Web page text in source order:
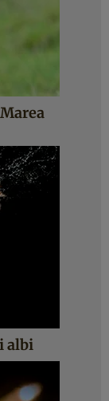
albi